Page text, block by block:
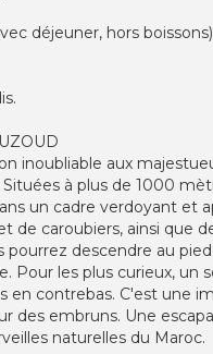
déjeuner, hors
inoubliable aux
à plus de 1000
un cadre verdoyant et
de caroubiers, ainsi
pourrez descendre au
Pour les plus curieux,
en contrebas. C'est une
des embruns. Une
naturelles du Maroc.